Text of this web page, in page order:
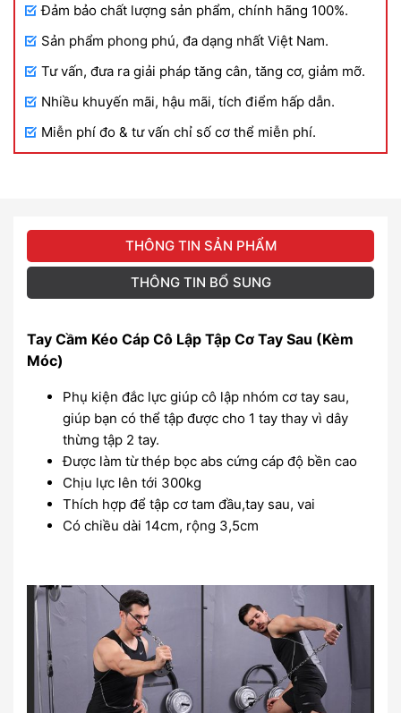
Đảm bảo chất lượng sản phẩm, chính hãng 100%.
Sản phẩm phong phú, đa dạng nhất Việt Nam.
Tư vấn, đưa ra giải pháp tăng cân, tăng cơ, giảm mỡ.
Nhiều khuyến mãi, hậu mãi, tích điểm hấp dẫn.
Miễn phí đo & tư vấn chỉ số cơ thể miễn phí.
THÔNG TIN SẢN PHẨM
THÔNG TIN BỔ SUNG
Tay Cầm Kéo Cáp Cô Lập Tập Cơ Tay Sau (Kèm
Móc)
Phụ kiện đắc lực giúp cô lập nhóm cơ tay sau,
giúp bạn có thể tập được cho 1 tay thay vì dây
thừng tập 2 tay.
Được làm từ thép bọc abs cứng cáp độ bền cao
Chịu lực lên tới 300kg
Thích hợp để tập cơ tam đầu,tay sau, vai
Có chiều dài 14cm, rộng 3,5cm